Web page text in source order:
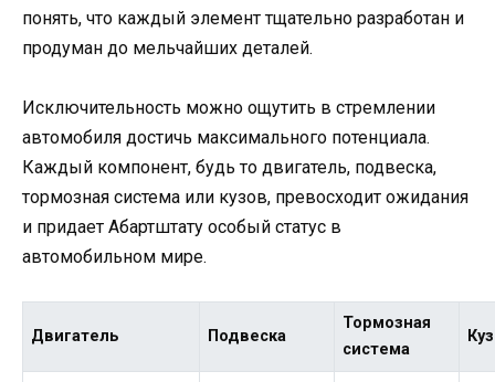
понять, что каждый элемент тщательно разработан и
продуман до мельчайших деталей.
Исключительность можно ощутить в стремлении
автомобиля достичь максимального потенциала.
Каждый компонент, будь то двигатель, подвеска,
тормозная система или кузов, превосходит ожидания
и придает Абартштату особый статус в
автомобильном мире.
Двигатель Подвеска
Тормозная
система